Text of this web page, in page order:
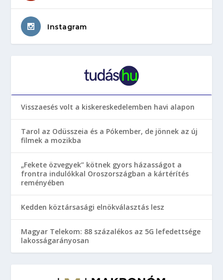
Instagram
Visszaesés volt a kiskereskedelemben havi alapon
Tarol az Odüsszeia és a Pókember, de jönnek az új
filmek a mozikba
„Fekete özvegyek” kötnek gyors házasságot a
frontra indulókkal Oroszországban a kártérítés
reményében
Kedden köztársasági elnökválasztás lesz
Magyar Telekom: 88 százalékos az 5G lefedettsége
lakosságarányosan